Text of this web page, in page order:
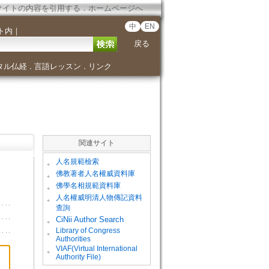
イトの内容を引用する．ホームページへ
内 ｜ 中 EN
戻る
ル仏経． 言語レッスン ． リンク
関連サイト
。 人名規範檢索
。 佛教著者人名權威資料庫
。 佛學名相規範資料庫
。
人名權威明清人物傳記資料
查詢
。
CiNii Author Search
。
Library of Congress
Authorities
。
VIAF(Virtual International
Authority File)